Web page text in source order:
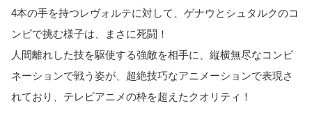
4本の手を持つレヴォルテに対して、ゲナウとシュタルクのコ
ンビで挑む様子は、まさに死闘！
人間離れした技を駆使する強敵を相手に、縦横無尽なコンビ
ネーションで戦う姿が、超絶技巧なアニメーションで表現さ
れており、テレビアニメの枠を超えたクオリティ！